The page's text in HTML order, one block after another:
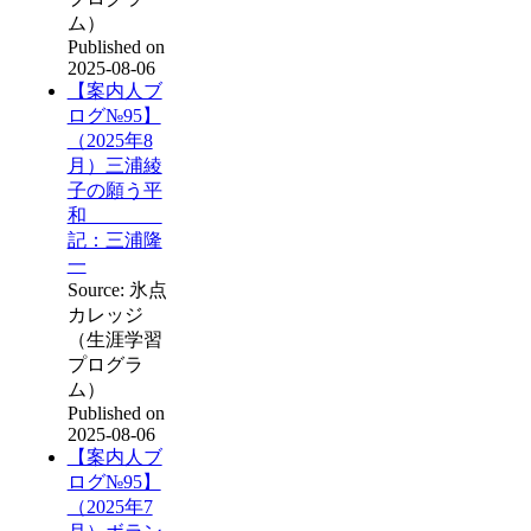
ム）
Published on
2025-08-06
【案内人ブ
ログ№95】
（2025年8
月）三浦綾
子の願う平
和
記：三浦隆
一
Source: 氷点
カレッジ
（生涯学習
プログラ
ム）
Published on
2025-08-06
【案内人ブ
ログ№95】
（2025年7